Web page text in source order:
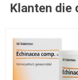
Klanten die